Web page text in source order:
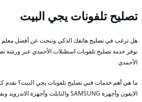
تصليح تلفونات يجي البيت
هل ترغب في تصليح هاتفك الذكي وتبحث عن أفضل معلم
نوفر خدمة تصليح تلفونات اسطبلات الأحمدي عبر ورشة
الأحمدي
ما هي أهم خدمات فني تصليح تلفونات يجي البيت؟ نقدم
الايفون وأجهزة SAMSUNG والتابلت وأجهزة الاندرويد ونقوم أيضا ب: